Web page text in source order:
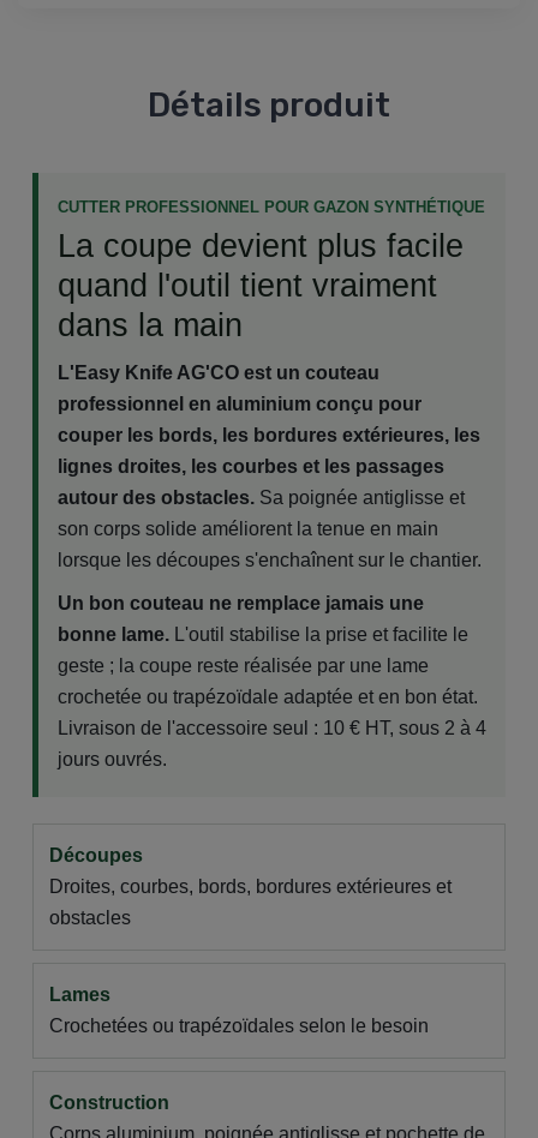
Détails produit
CUTTER PROFESSIONNEL POUR GAZON SYNTHÉTIQUE
La coupe devient plus facile
quand l'outil tient vraiment
dans la main
L'Easy Knife AG'CO est un couteau
professionnel en aluminium conçu pour
couper les bords, les bordures extérieures, les
lignes droites, les courbes et les passages
autour des obstacles. Sa poignée antiglisse et
son corps solide améliorent la tenue en main
lorsque les découpes s'enchaînent sur le chantier.
Un bon couteau ne remplace jamais une
bonne lame. L'outil stabilise la prise et facilite le
geste ; la coupe reste réalisée par une lame
crochetée ou trapézoïdale adaptée et en bon état.
Livraison de l'accessoire seul : 10 € HT, sous 2 à 4
jours ouvrés.
Découpes
Droites, courbes, bords, bordures extérieures et
obstacles
Lames
Crochetées ou trapézoïdales selon le besoin
Construction
Corps aluminium, poignée antiglisse et pochette de